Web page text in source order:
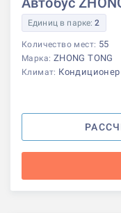
Единиц в парке:2
Количество мест: 55
Марка: ZHONG TONG
Климат: Кондиционер